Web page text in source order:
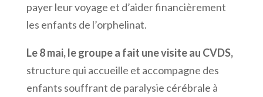
payer leur voyage et d’aider financièrement
les enfants de l’orphelinat.
Le 8 mai, le groupe a fait une visite au CVDS,
structure qui accueille et accompagne des
enfants souffrant de paralysie cérébrale à